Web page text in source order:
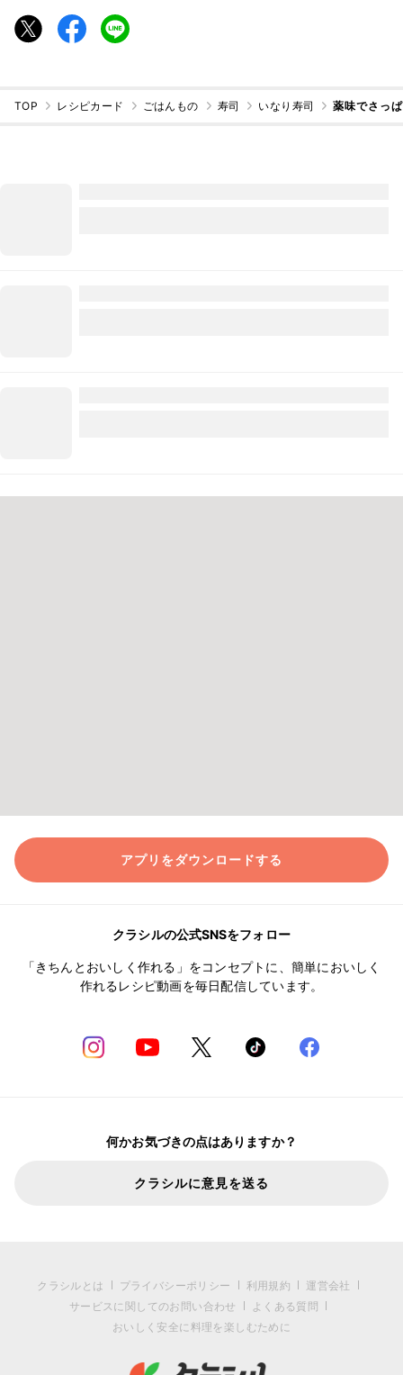
TOP レシピカード ごはんもの 寿司 いなり寿司 薬味でさっ
アプリをダウンロードする
クラシルの公式SNSをフォロー
「きちんとおいしく作れる」をコンセプトに、簡単においしく
作れるレシピ動画を毎日配信しています。
何かお気づきの点はありますか？
クラシルに意見を送る
クラシルとは プライバシーポリシー 利用規約
運営会社
サービスに関してのお問い合わせ
よくある質問
おいしく安全に料理を楽しむために